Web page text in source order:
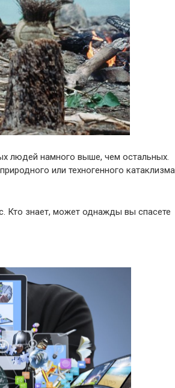
людей намного выше, чем остальных.
или техногенного катаклизма
Кто знает, может однажды вы спасете